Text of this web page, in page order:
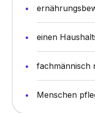
einen
fachmännisch
Menschen